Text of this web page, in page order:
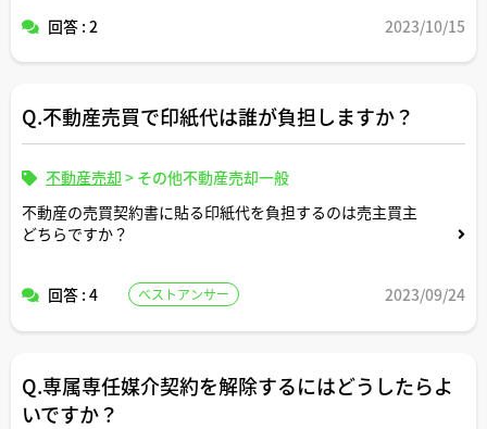
回答 : 2 2023/10/15
Q.不動産売買で印紙代は誰が負担しますか？
不動産売却 > その他不動産売却一般
不動産の売買契約書に貼る印紙代を負担するのは売主買主
どちらですか？
回答 : 4 ベストアンサー 2023/09/24
Q.専属専任媒介契約を解除するにはどうしたらよ
いですか？